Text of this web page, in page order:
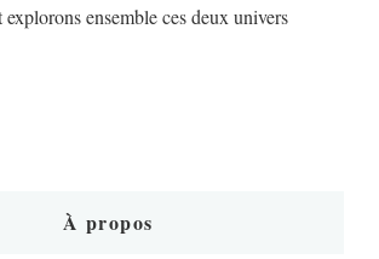
ensemble ces deux univers
À propos